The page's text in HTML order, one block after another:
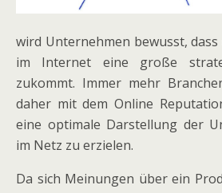
wird Unternehmen bewusst,
im Internet eine große
zukommt. Immer mehr
daher mit dem Online
eine optimale Darstellung der
im Netz zu erzielen.
Da sich Meinungen über ein